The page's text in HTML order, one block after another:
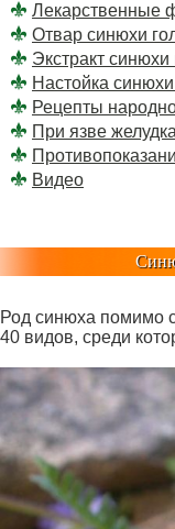
Лекарственные
Отвар синюхи
Экстракт синюхи
Настойка
Рецепты
При язве
Видео
Род синюха помимо
40 видов, среди